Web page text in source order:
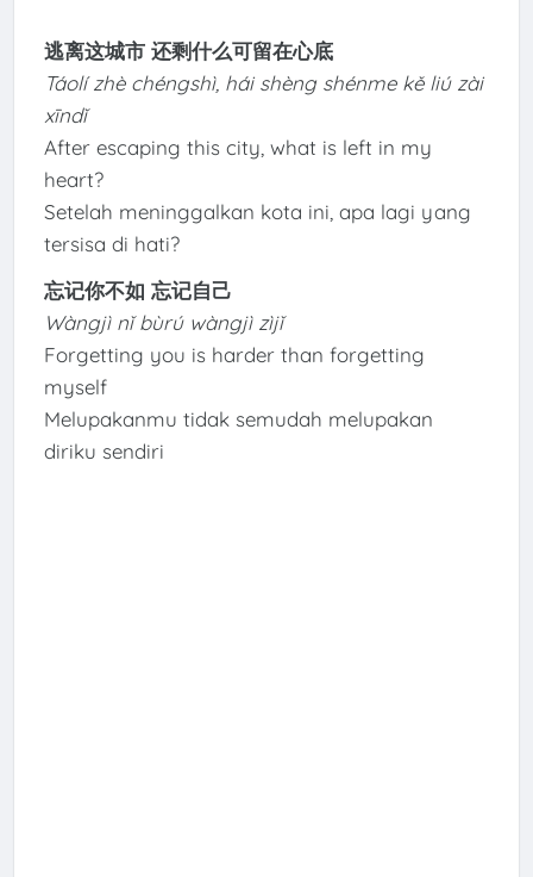
逃离这城市 还剩什么可留在心底
Táolí zhè chéngshì, hái shèng shénme kě liú zài
xīndǐ
After escaping this city, what is left in my
heart?
Setelah meninggalkan kota ini, apa lagi yang
tersisa di hati?
忘记你不如 忘记自己
Wàngjì nǐ bùrú wàngjì zìjǐ
Forgetting you is harder than forgetting
myself
Melupakanmu tidak semudah melupakan
diriku sendiri